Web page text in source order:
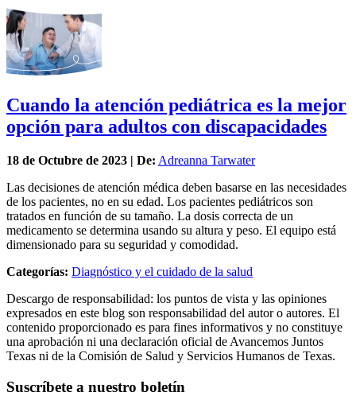
Cuando la atención pediátrica es la mejor
opción para adultos con discapacidades
18 de Octubre de 2023 | De: Adreanna Tarwater
Las decisiones de atención médica deben basarse en las necesidades
de los pacientes, no en su edad. Los pacientes pediátricos son
tratados en función de su tamaño. La dosis correcta de un
medicamento se determina usando su altura y peso. El equipo está
dimensionado para su seguridad y comodidad.
Categorías: Diagnóstico y el cuidado de la salud
Descargo de responsabilidad: los puntos de vista y las opiniones
expresados en este blog son responsabilidad del autor o autores. El
contenido proporcionado es para fines informativos y no constituye
una aprobación ni una declaración oficial de Avancemos Juntos
Texas ni de la Comisión de Salud y Servicios Humanos de Texas.
Suscríbete a nuestro boletín